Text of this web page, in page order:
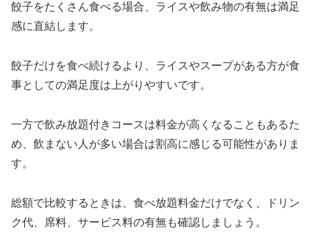
餃子をたくさん食べる場合、ライスや飲み物の有無は満足
感に直結します。
餃子だけを食べ続けるより、ライスやスープがある方が食
事としての満足度は上がりやすいです。
一方で飲み放題付きコースは料金が高くなることもあるた
め、飲まない人が多い場合は割高に感じる可能性がありま
す。
総額で比較するときは、食べ放題料金だけでなく、ドリン
ク代、席料、サービス料の有無も確認しましょう。